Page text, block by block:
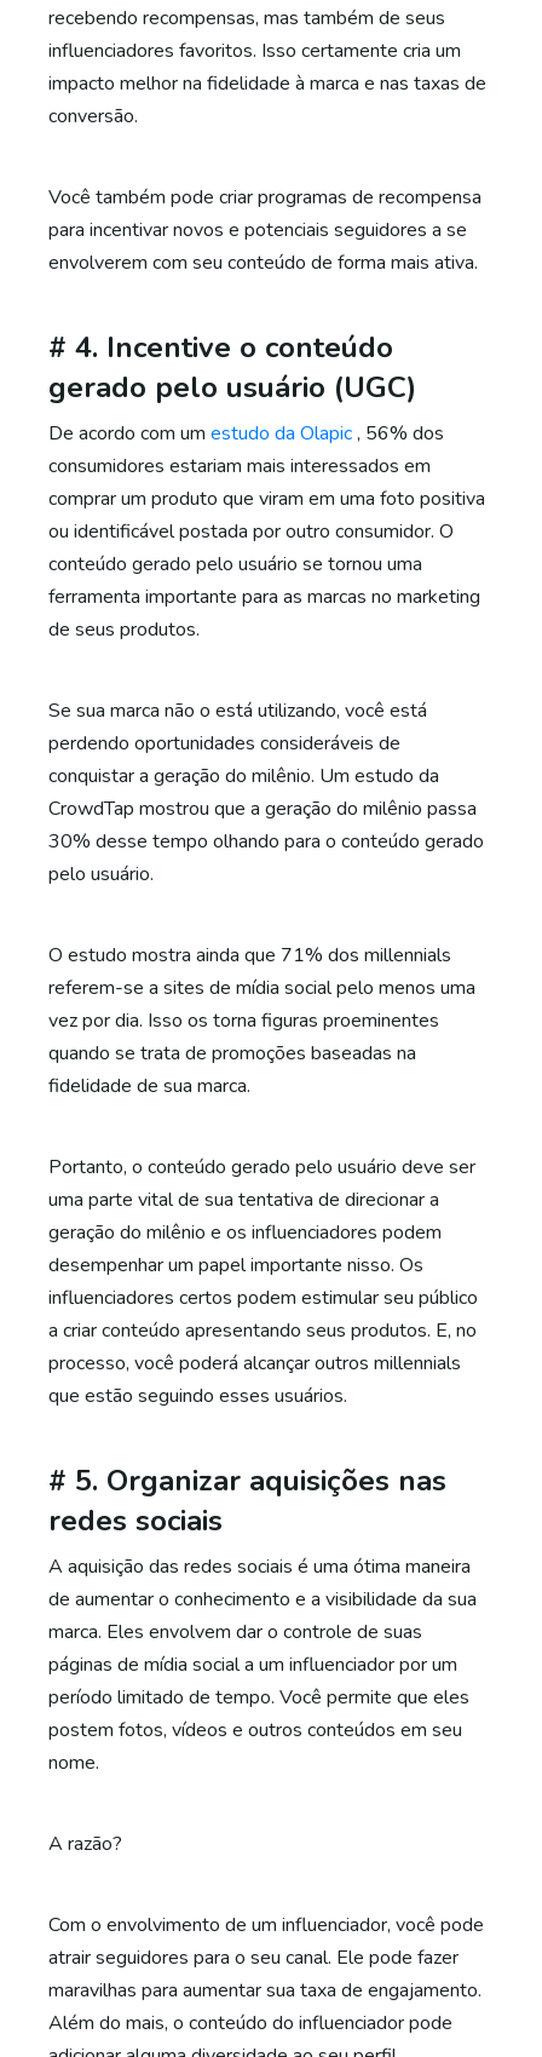
recebendo recompensas, mas também de seus
influenciadores favoritos. Isso certamente cria um
impacto melhor na fidelidade à marca e nas taxas de
conversão.
Você também pode criar programas de recompensa
para incentivar novos e potenciais seguidores a se
envolverem com seu conteúdo de forma mais ativa.
# 4. Incentive o conteúdo
gerado pelo usuário (UGC)
De acordo com um estudo da Olapic, 56% dos
consumidores estariam mais interessados em
comprar um produto que viram em uma foto positiva
ou identificável postada por outro consumidor. O
conteúdo gerado pelo usuário se tornou uma
ferramenta importante para as marcas no marketing
de seus produtos.
Se sua marca não o está utilizando, você está
perdendo oportunidades consideráveis de
conquistar a geração do milênio. Um estudo da
CrowdTap mostrou que a geração do milênio passa
30% desse tempo olhando para o conteúdo gerado
pelo usuário.
O estudo mostra ainda que 71% dos millennials
referem-se a sites de mídia social pelo menos uma
vez por dia. Isso os torna figuras proeminentes
quando se trata de promoções baseadas na
fidelidade de sua marca.
Portanto, o conteúdo gerado pelo usuário deve ser
uma parte vital de sua tentativa de direcionar a
geração do milênio e os influenciadores podem
desempenhar um papel importante nisso. Os
influenciadores certos podem estimular seu público
a criar conteúdo apresentando seus produtos. E, no
processo, você poderá alcançar outros millennials
que estão seguindo esses usuários.
# 5. Organizar aquisições nas
redes sociais
A aquisição das redes sociais é uma ótima maneira
de aumentar o conhecimento e a visibilidade da sua
marca. Eles envolvem dar o controle de suas
páginas de mídia social a um influenciador por um
período limitado de tempo. Você permite que eles
postem fotos, vídeos e outros conteúdos em seu
nome.
A razão?
Com o envolvimento de um influenciador, você pode
atrair seguidores para o seu canal. Ele pode fazer
maravilhas para aumentar sua taxa de engajamento.
Além do mais, o conteúdo do influenciador pode